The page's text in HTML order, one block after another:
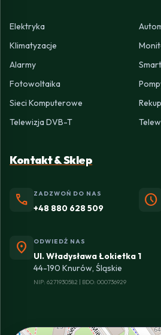
Elektryka
Klimatyzacje
Alarmy
Fotowoltaika
Sieci Komputerowe
Telewizja DVB-T
Kontakt & Sklep
phone ZADZWOŃ DO NAS
+48 880 628 509 schedule
location_on ODWIEDŹ NAS
Ul. Władysława Łokietka 1
44-190 Knurów, Śląskie
NIP: 6271930582 | BDO: 000736929